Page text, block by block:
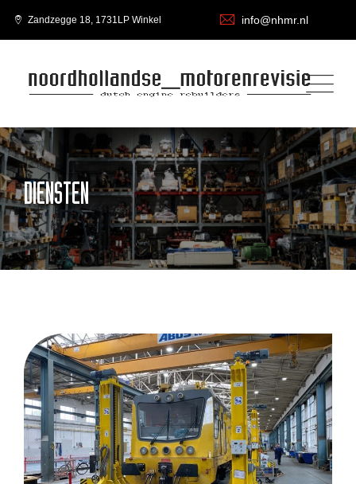
Zandzegge 18, 1731LP Winkel info@nhmr.nl
DIENSTEN